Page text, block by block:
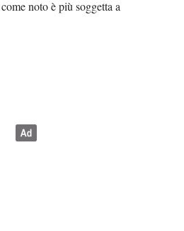
noto è più soggetta a